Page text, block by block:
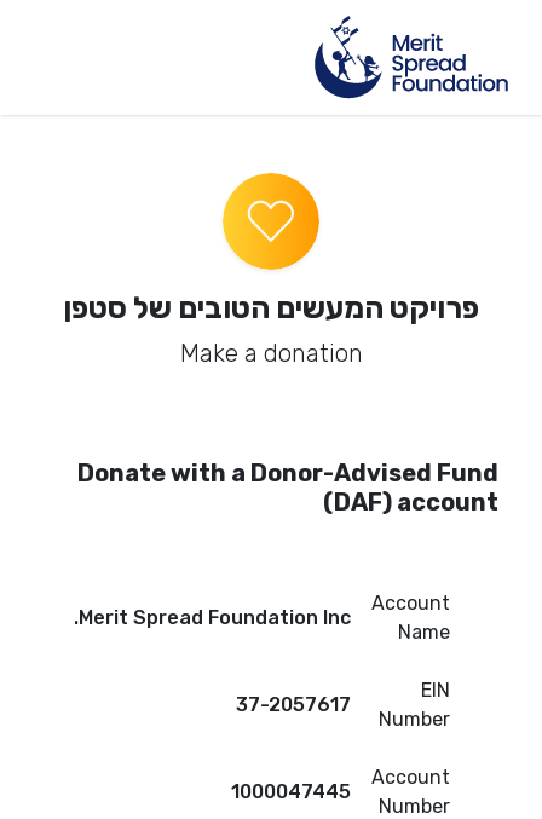
פרויקט המעשים הטובים של סטפן
Make a donation
Donate with a Donor-Advised Fund
(DAF) account
Account
Name
Merit Spread Foundation Inc.
EIN
Number
37-2057617
Account
Number
1000047445